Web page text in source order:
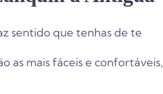
sentido que tenhas de te
as mais fáceis e confortáveis,